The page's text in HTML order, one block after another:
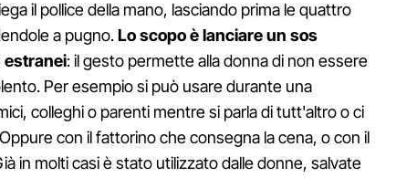
il pollice della mano, lasciando prima le quattro
a pugno.Lo scopo è lanciare un sos
estranei: il gesto permette alla donna di non essere
Per esempio si può usare durante una
colleghi o parenti mentre si parla di tutt'altro o ci
con il fattorino che consegna la cena, o con il
in molti casi è stato utilizzato dalle donne, salvate